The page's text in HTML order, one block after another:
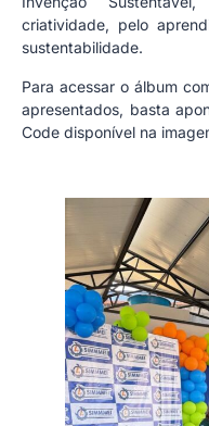
criatividade, pelo
sustentabilidade.
Para acessar o álbum
apresentados, basta
Code disponível na